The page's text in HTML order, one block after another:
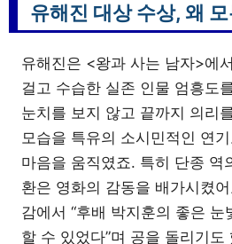
유해진 대상 수상, 왜
유해진은 <왕과 사는 남자>에
걸고 수습한 실존 인물 엄흥도
눈치를 보지 않고 끝까지 의리
모습을 특유의 소시민적인 연
마음을 움직였죠. 특히 단종 역
환은 영화의 감동을 배가시켰
감에서 “후배 박지훈의 좋은 눈
할 수 있었다”며 공을 돌리기도